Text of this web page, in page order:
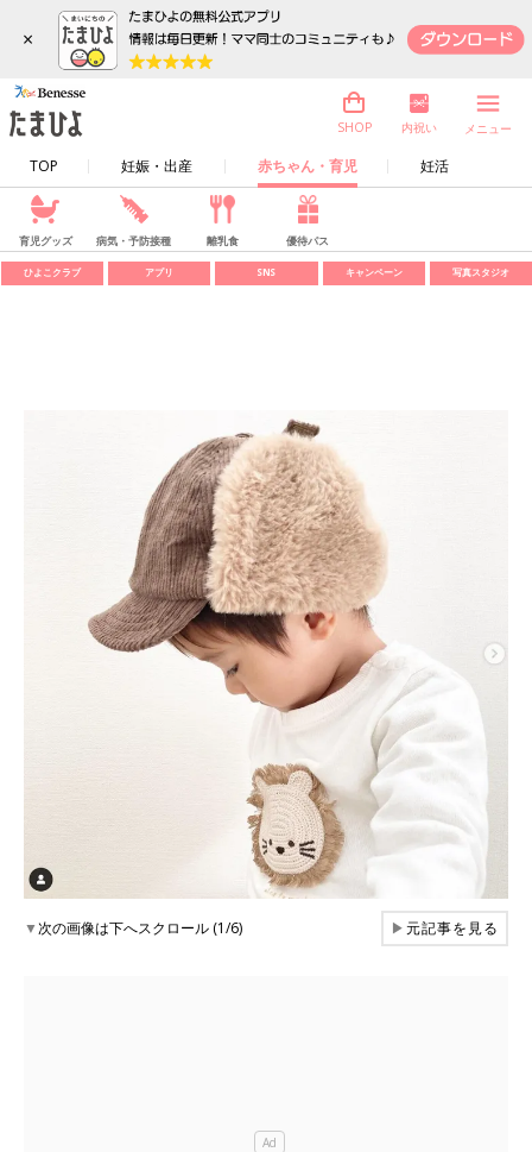
×
TOP 妊娠・出産 赤ちゃん・育児 妊活
SHOP 内祝い メニュー
育児グッズ 病気・予防接種 離乳食 優待パス
ひよこクラブ アプリ SNS キャンペーン 写真スタジオ
▼次の画像は下へスクロール (1/6) ▶元記事を見る